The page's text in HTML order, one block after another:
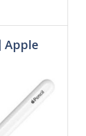
Apple